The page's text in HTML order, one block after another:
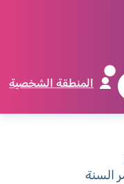
المنطقة الشخصية
السنة